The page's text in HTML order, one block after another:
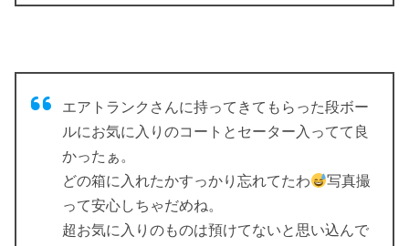
エアトランクさんに持ってきてもらった段ボー
ルにお気に入りのコートとセーター入ってて良
かったぁ。
どの箱に入れたかすっかり忘れてたわ
写真撮
って安心しちゃだめね。
超お気に入りのものは預けてないと思い込んで